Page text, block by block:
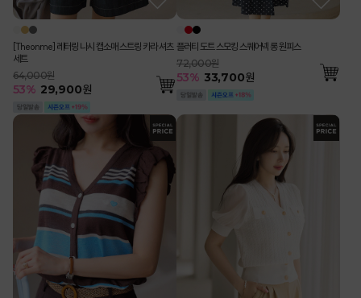
[Theonme] 레터링 나시 캡소매 스트링 카라 셔츠
세트
64,000원
53% 29,900원
플러티 도트 스모킹 스퀘어넥 롱 원피스
72,000원
53% 33,700원